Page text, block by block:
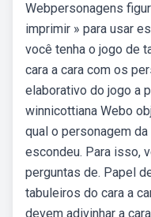
Webpersonagens
imprimir » para usar
você tenha o jogo de
cara a cara com os
elaborativo do jogo a
winnicottiana Webo
qual o personagem
escondeu. Para isso,
perguntas de. Papel
tabuleiros do cara a
devem adivinhar a